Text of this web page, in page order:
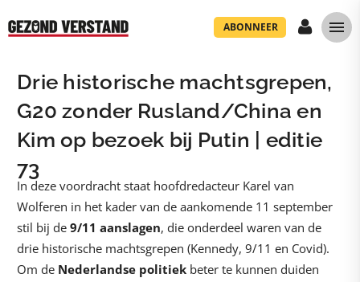
ABONNEER
Drie historische machtsgrepen,
G20 zonder Rusland/China en
Kim op bezoek bij Putin | editie
73
In deze voordracht staat hoofdredacteur Karel van
Wolferen in het kader van de aankomende 11 september
stil bij de 9/11 aanslagen, die onderdeel waren van de
drie historische machtsgrepen (Kennedy, 9/11 en Covid).
Om de Nederlandse politiek beter te kunnen duiden